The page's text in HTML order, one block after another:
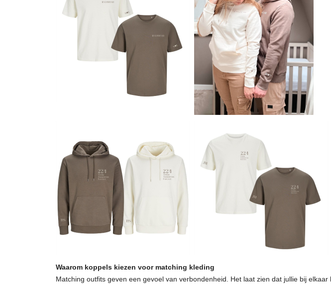
Waarom koppels kiezen voor matching kleding
Matching outfits geven een gevoel van verbondenheid. Het laat zien dat jullie bij